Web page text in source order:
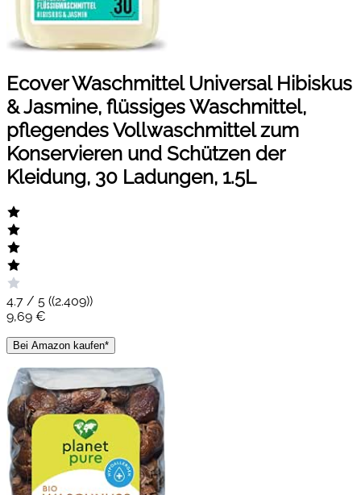
Ecover Waschmittel Universal Hibiskus
& Jasmine, flüssiges Waschmittel,
pflegendes Vollwaschmittel zum
Konservieren und Schützen der
Kleidung, 30 Ladungen, 1.5L
4.7 / 5 ((2.409))
9,69 €
Bei Amazon kaufen*